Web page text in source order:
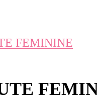
FEMININE